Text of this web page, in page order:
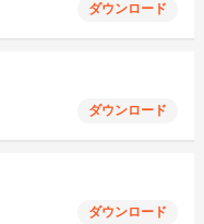
ダウンロード
ダウンロード
ダウンロード